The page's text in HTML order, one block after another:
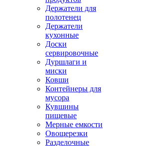
Держатели для
полотенец
Держатели
кухонные
Доски
сервировочные
Дуршлаги и
миски
Ковши
Контейнеры для
мусора
Кувшины
пищевые
Мерные емкости
Овощерезки
Разделочные